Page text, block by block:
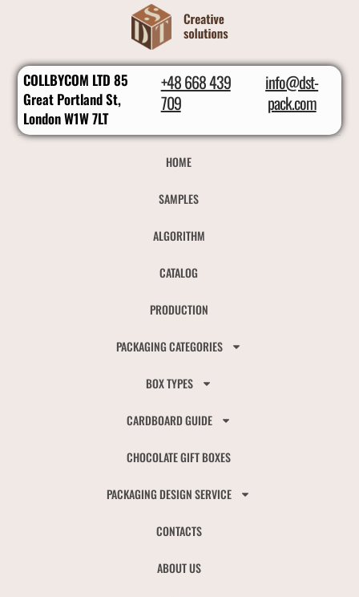
COLLBYCOM LTD 85
Great Portland St,
London W1W 7LT
+48 668 439
709
info@dst-
pack.com
HOME
SAMPLES
ALGORITHM
CATALOG
PRODUCTION
PACKAGING CATEGORIES
BOX TYPES
CARDBOARD GUIDE
CHOCOLATE GIFT BOXES
PACKAGING DESIGN SERVICE
CONTACTS
ABOUT US